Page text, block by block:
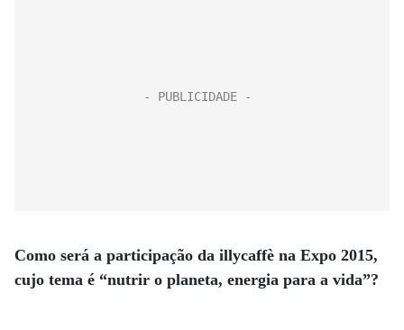
Como será a participação da illycaffè na Expo 2015,
cujo tema é “nutrir o planeta, energia para a vida”?